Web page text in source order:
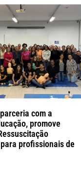
com a
promove
profissionais de